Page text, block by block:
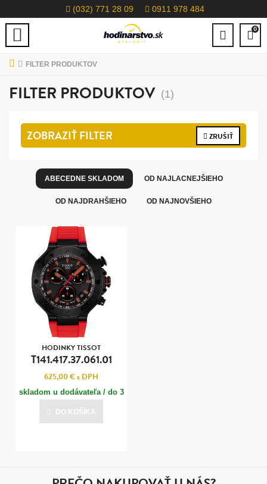
(032) 771 28 09 0911 978 484
0
FILTER PRODUKTOV
FILTER PRODUKTOV (1)
ZOBRAZIŤFILTER ZRUŠIŤ
ABECEDNE SKLADOM OD NAJLACNEJŠIEHO
OD NAJDRAHŠIEHO OD NAJNOVŠIEHO
HODINKY TISSOT
T141.417.37.061.01
625,00 €s DPH
skladom u dodávateľa / do 3
dní
Posledná aktualizácia dnes o 10:00
DO KOŠÍKA